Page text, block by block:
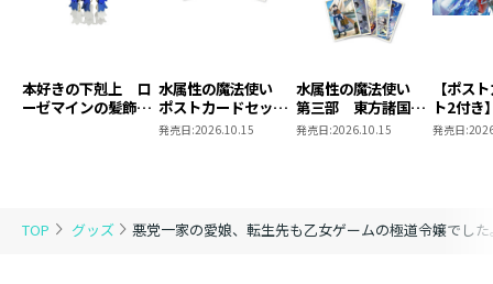
TOP グッズ 悪党一家の愛娘、転生先も乙女ゲームの極道令嬢でし
本好きの下剋上 ロ
ーゼマインの髪飾り
水属性の魔法使い
ポストカードセット
2
発売日:2026.10.15
水属性の魔法使い
第三部 東方諸国編
8 同時発売まとめ
発売日:2026.10.15
【ポス
ト2付き
魔法使
発売日: